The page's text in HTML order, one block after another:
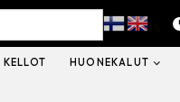
KELLOT HUONEKALUT